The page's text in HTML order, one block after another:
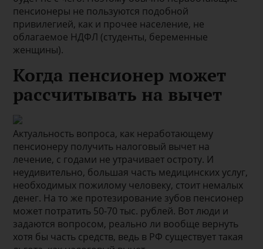
пенсионеры не пользуются подобной
привилегией, как и прочее население, не
облагаемое НДФЛ (студенты, беременные
женщины).
Когда пенсионер может
рассчитывать на вычет
Актуальность вопроса, как неработающему
пенсионеру получить налоговый вычет на
лечение, с годами не утрачивает остроту. И
неудивительно, большая часть медицинских услуг,
необходимых пожилому человеку, стоит немалых
денег. На то же протезирование зубов пенсионер
может потратить 50-70 тыс. рублей. Вот люди и
задаются вопросом, реально ли вообще вернуть
хотя бы часть средств, ведь в РФ существует такая